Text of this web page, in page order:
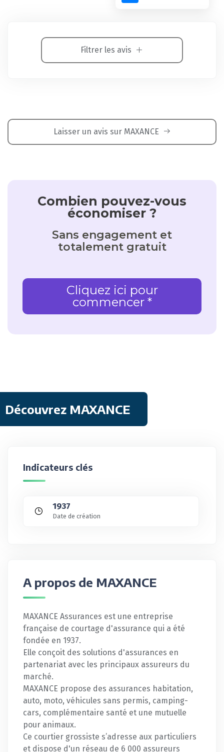
Filtrer les avis
Laisser un avis sur MAXANCE
Combien pouvez-vous
économiser ?
Sans engagement et
totalement gratuit
Cliquez ici pour
commencer *
Découvrez MAXANCE
Indicateurs clés
1937
Date de création
A propos de MAXANCE
MAXANCE Assurances est une entreprise
française de courtage d'assurance qui a été
fondée en 1937.
Elle conçoit des solutions d'assurances en
partenariat avec les principaux assureurs du
marché.
MAXANCE propose des assurances habitation,
auto, moto, véhicules sans permis, camping-
cars, complémentaire santé et une mutuelle
pour animaux.
Ce courtier grossiste s’adresse aux particuliers
et dispose d'un réseau de 6 000 assureurs